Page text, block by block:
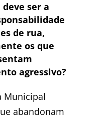
ser a
de rua,
os que
agressivo?
Municipal
abandonam